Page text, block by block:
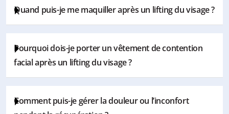
Quand puis-je me maquiller après un lifting du visage ?
sur ou à proximité des zones d’incision jusqu’à leur
cicatrisation complète, soit généralement pendant
votre chirurgien vous fournira les recommandations les
Pourquoi dois-je porter un vêtement de contention
facial après un lifting du visage ?
tissus du visage pendant leur cicatrisation et contribue
Comment puis-je gérer la douleur ou l’inconfort